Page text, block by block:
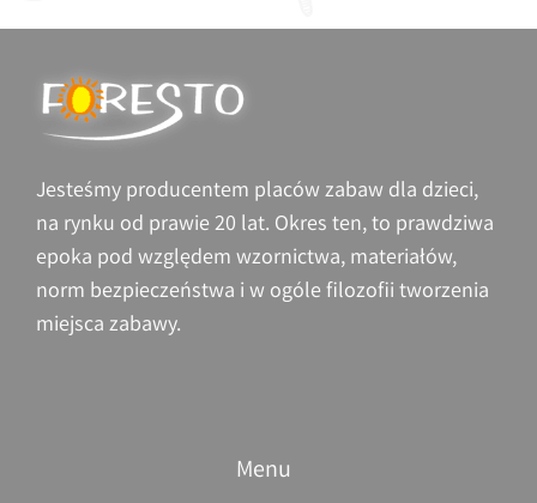
Producent Street Workout
Siłownie plenerowe – profesjonalne
urządzenia
Jesteśmy producentem placów zabaw dla dzieci,
na rynku od prawie 20 lat. Okres ten, to prawdziwa
epoka pod względem wzornictwa, materiałów,
norm bezpieczeństwa i w ogóle filozofii tworzenia
miejsca zabawy.
Menu